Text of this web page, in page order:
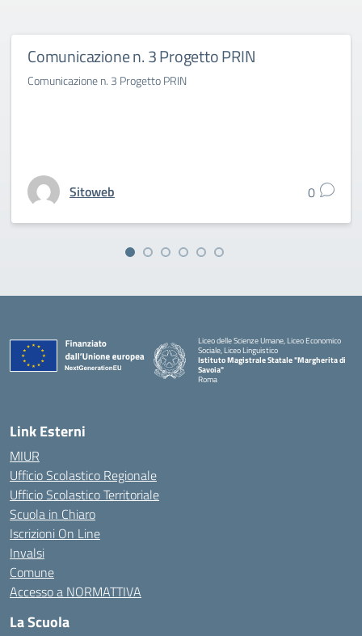
Comunicazione n. 3 Progetto PRIN
Comunicazione n. 3 Progetto PRIN
Sitoweb 0
Liceo delle Scienze Umane, Liceo Economico
Sociale, Liceo Linguistico
Istituto Magistrale Statale "Margherita di
Savoia"
Roma
Link Esterni
MIUR
Ufficio Scolastico Regionale
Ufficio Scolastico Territoriale
Scuola in Chiaro
Iscrizioni On Line
Invalsi
Comune
Accesso a NORMATTIVA
La Scuola